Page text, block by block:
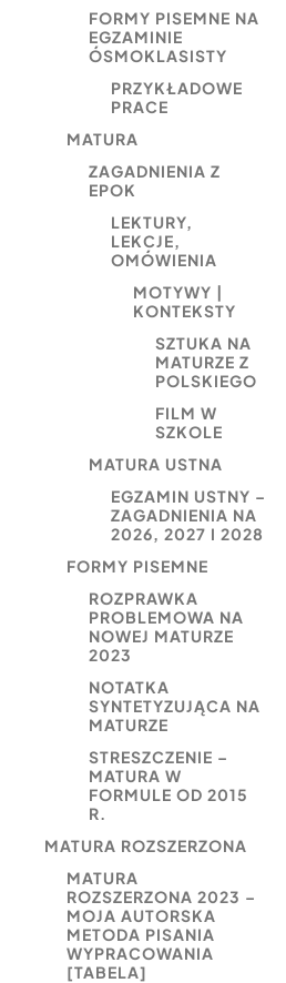
FORMY PISEMNE NA
EGZAMINIE
ÓSMOKLASISTY
PRZYKŁADOWE
PRACE
MATURA
ZAGADNIENIA Z
EPOK
LEKTURY,
LEKCJE,
OMÓWIENIA
MOTYWY |
KONTEKSTY
SZTUKA NA
MATURZE Z
POLSKIEGO
FILM W
SZKOLE
MATURA USTNA
EGZAMIN USTNY –
ZAGADNIENIA NA
2026, 2027 I 2028
FORMY PISEMNE
ROZPRAWKA
PROBLEMOWA NA
NOWEJ MATURZE
2023
NOTATKA
SYNTETYZUJĄCA NA
MATURZE
STRESZCZENIE –
MATURA W
FORMULE OD 2015
R.
MATURA ROZSZERZONA
MATURA
ROZSZERZONA 2023 –
MOJA AUTORSKA
METODA PISANIA
WYPRACOWANIA
[TABELA]